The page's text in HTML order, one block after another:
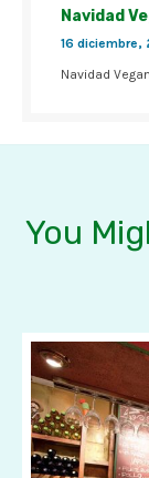
Navidad
16 diciembre,
Navidad
You